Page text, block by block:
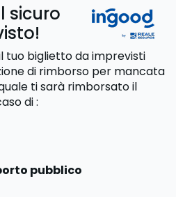
sicuro
tuo biglietto da imprevisti
di rimborso per mancata
ti sarà rimborsato il
di:
pubblico